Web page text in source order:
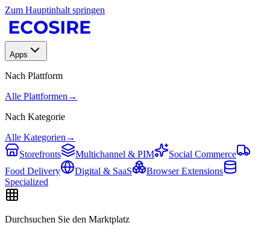
Zum Hauptinhalt springen
Apps
Nach Plattform
Alle Plattformen →
Nach Kategorie
Alle Kategorien →
Storefronts
Multichannel & PIM
Social Commerce
Food Delivery
Digital & SaaS
Browser Extensions
Specialized
Durchsuchen Sie den Marktplatz